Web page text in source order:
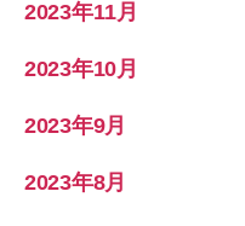
2023年11月
2023年10月
2023年9月
2023年8月